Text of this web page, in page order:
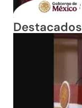
Destacados